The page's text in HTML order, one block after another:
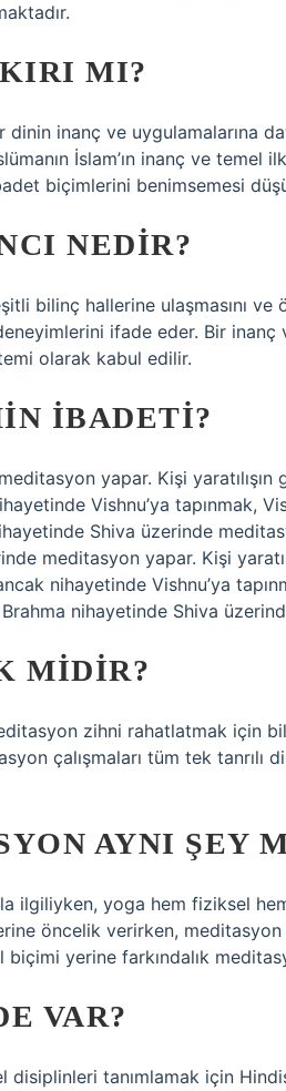
MI?
inanç ve uygulamalarına
İslam’ın inanç ve temel
biçimlerini benimsemesi
NEDIR?
bilinç hallerine ulaşmasını ve
ifade eder. Bir
olarak kabul edilir.
IBADETI?
yapar. Kişi yaratılışın
Vishnu’ya tapınmak,
Shiva üzerinde
meditasyon yapar. Kişi
nihayetinde Vishnu’ya
nihayetinde Shiva
MIDIR?
zihni rahatlatmak için
çalışmaları tüm tek tanrılı
AYNI ŞEY
ilgiliyken, yoga hem fiziksel
öncelik verirken,
yerine farkındalık
VAR?
tanımlamak için